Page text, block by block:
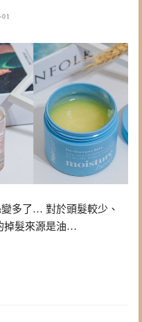
多了… 對於頭髮較少、
掉髮來源是油…